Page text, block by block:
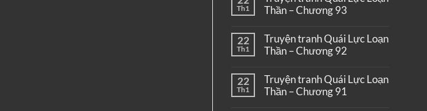
Th1
Thần – Chương 93
22
Th1
Truyện tranh Quái Lực Loạn
Thần – Chương 92
22
Th1
Truyện tranh Quái Lực Loạn
Thần – Chương 91